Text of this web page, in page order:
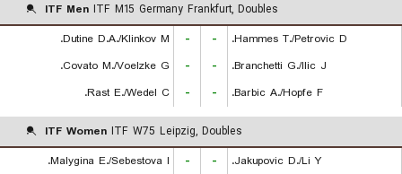
ITF Men ITF M15 Germany Frankfurt, Doubles
Dutine D.A./Klinkov M.
- -
Hammes T./Petrovic D.
Covato M./Voelzke G.
- -
Branchetti G./Ilic J.
Rast E./Wedel C.
- - Barbic A./Hopfe F.
ITF Women ITF W75 Leipzig, Doubles
Malygina E./Sebestova I.
- -
Jakupovic D./Li Y.